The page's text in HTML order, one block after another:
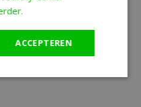
ACCEPTEREN